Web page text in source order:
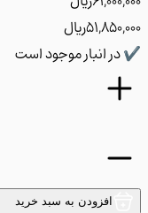
﷼
انبار موجود است
افزودن به سبد خرید